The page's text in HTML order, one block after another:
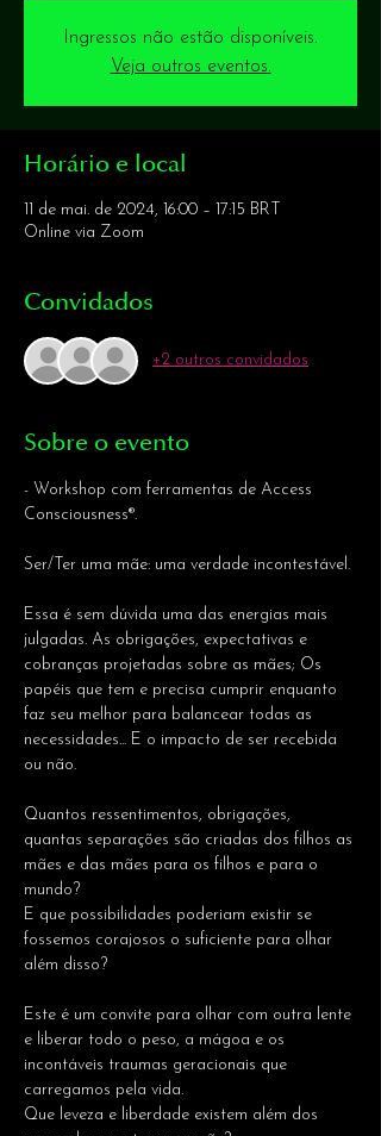
Ingressos não estão disponíveis.
Veja outros eventos.
Horário e local
11 de mai. de 2024, 16:00 – 17:15 BRT
Online via Zoom
Convidados
+2 outros convidados
Sobre o evento
- Workshop com ferramentas de Access
Consciousness®.
Essa é sem dúvida uma das energias mais
julgadas. As obrigações, expectativas e
cobranças projetadas sobre as mães; Os
papéis que tem e precisa cumprir enquanto
faz seu melhor para balancear todas as
necessidades... E o impacto de ser recebida
ou não.
Quantos ressentimentos, obrigações,
quantas separações são criadas dos filhos as
mães e das mães para os filhos e para o
mundo?
E que possibilidades poderiam existir se
fossemos corajosos o suficiente para olhar
Este é um convite para olhar com outra lente
e liberar todo o peso, a mágoa e os
incontáveis traumas geracionais que
carregamos pela vida.
Que leveza e liberdade existem além dos